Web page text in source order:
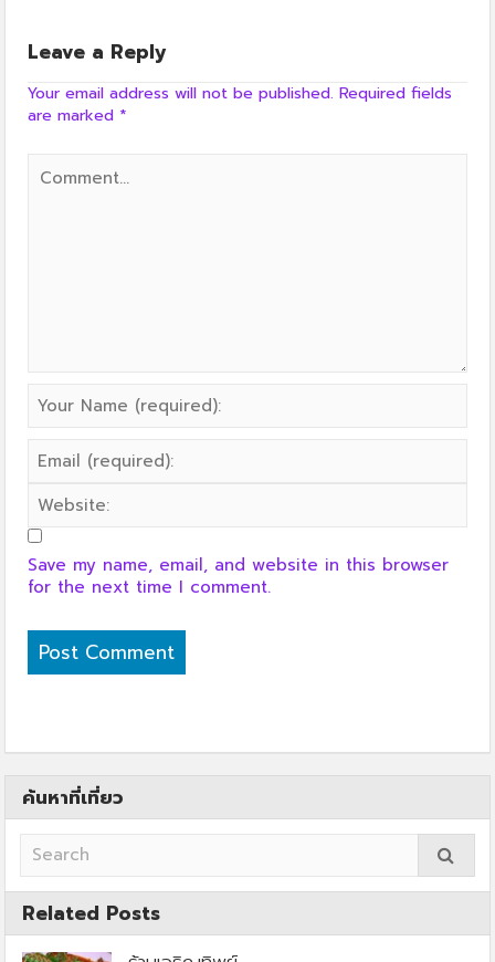
Leave a Reply
Your email address will not be published. Required fields
are marked *
Save my name, email, and website in this browser
for the next time I comment.
ค้นหาที่เที่ยว
Related Posts